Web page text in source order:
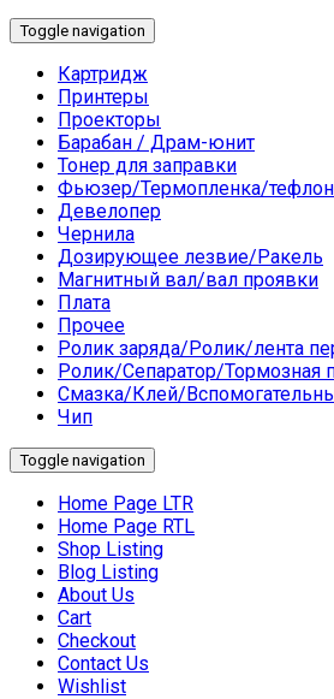
Toggle navigation
Картридж
Принтеры
Проекторы
Барабан / Драм-юнит
Тонер для заправки
Фьюзер/Термопленка/
Девелопер
Чернила
Дозирующее лезвие/Ракель
Магнитный вал/вал проявки
Плата
Прочее
Ролик заряда/Ролик/лента
Ролик/Сепаратор/Тормозная
Смазка/Клей/
Чип
Toggle navigation
Home Page LTR
Home Page RTL
Shop Listing
Blog Listing
About Us
Cart
Checkout
Contact Us
Wishlist